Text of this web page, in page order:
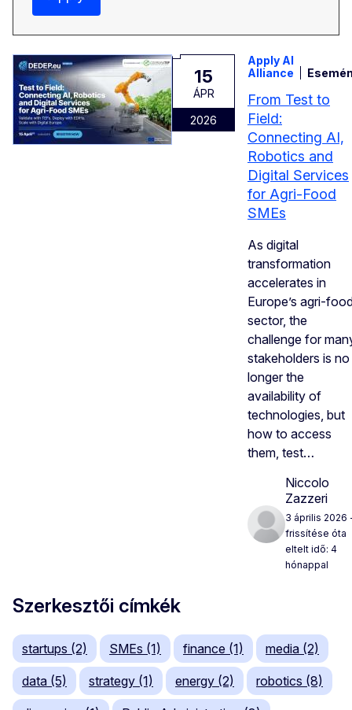
15
ÁPR
2026
Apply AI
Alliance
From Test to
Field:
Connecting AI,
Robotics and
Digital Services
for Agri-Food
SMEs
As digital
transformation
accelerates in
Europe’s agri-
sector, the
challenge for
stakeholders is no
longer the
availability of
technologies, but
how to access
them, test…
Niccolo
Zazzeri
3 április 2026
frissítése óta
eltelt idő: 4
hónappal
Szerkesztői címkék
startups (2) SMEs (1) finance (1) media (2)
data (5) strategy (1) energy (2) robotics (8)